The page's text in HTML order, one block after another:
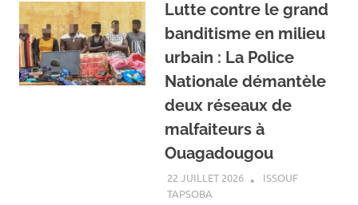
Lutte contre le grand
banditisme en milieu
urbain : La Police
Nationale démantèle
deux réseaux de
malfaiteurs à
Ouagadougou
22 JUILLET 2026
ISSOUF
TAPSOBA